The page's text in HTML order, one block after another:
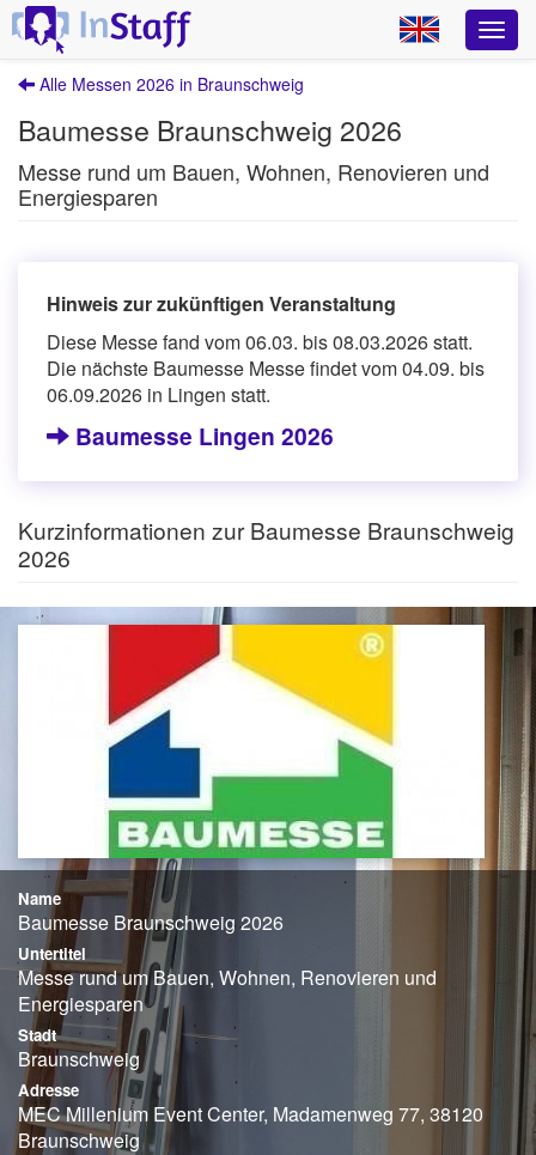
Alle Messen 2026 in Braunschweig
Baumesse Braunschweig 2026
Messe rund um Bauen, Wohnen, Renovieren und
Energiesparen
Hinweis zur zukünftigen Veranstaltung
Diese Messe fand vom 06.03. bis 08.03.2026 statt.
Die nächste Baumesse Messe findet vom 04.09. bis
06.09.2026 in Lingen statt.
Baumesse Lingen 2026
Kurzinformationen zur Baumesse Braunschweig
2026
Name
Baumesse Braunschweig 2026
Untertitel
Messe rund um Bauen, Wohnen, Renovieren und
Energiesparen
Stadt
Braunschweig
Adresse
MEC Millenium Event Center, Madamenweg 77, 38120
Braunschweig